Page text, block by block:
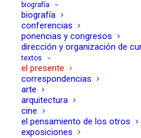
biografía
biografía
conferencias
ponencias y congresos
dirección y organización de
textos
el presente
correspondencias
arte
arquitectura
cine
el pensamiento de los otros
exposiciones
Entrevista de
Ferrández
27/06/2022